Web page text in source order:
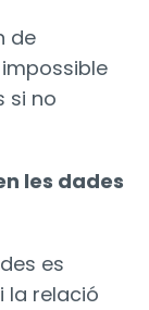
de
si no
les dades
es
la relació